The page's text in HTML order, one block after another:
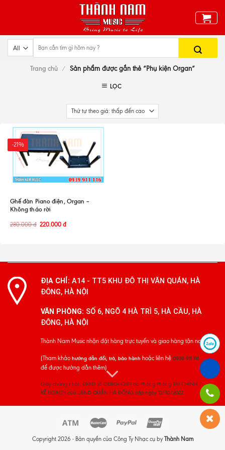
Trang chủ / Sản phẩm được gắn thẻ “Phụ kiện Organ”
LỌC
-21%
Ghế đàn Piano điện, Organ –
Không tháo rời
280.000đ 220.000đ
ĐỊA CHỈ: A14 - TT5 KHU ĐÔ THỊ VĂN QUÁN, HÀ
ĐÔNG, HÀ NỘI
VĂN PHÒNG: SỐ 6, NGÕ 4 HÀ TRÌ 5, HÀ CẦU, HÀ
ĐÔNG, HÀ NỘI
Thành Nam Music nhận đặt hàng trực tuyến và giao hàng tận nơi
(Tham khảo hướng dẫn đổi, trả, bảo hành hoặc liên hệ 0939 911 116
để được hướng dẫn thêm)
Giấy chứng nhận ĐKKD số 0108044289 do Phòng Phòng TÀI CHÍNH -
KẾ HOẠCH của UBND QUẬN HÀ ĐÔNG cấp ngày 13/10/2022
Copyright 2026 - Bản quyền của Công Ty Nhạc cụ by Thành Nam